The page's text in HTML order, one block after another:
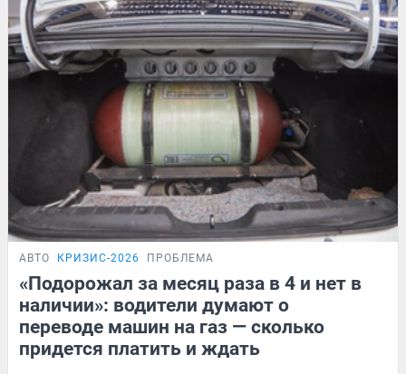
АВТО КРИЗИС-2026 ПРОБЛЕМА
«Подорожал за месяц раза в 4 и нет в
наличии»: водители думают о
переводе машин на газ — сколько
придется платить и ждать